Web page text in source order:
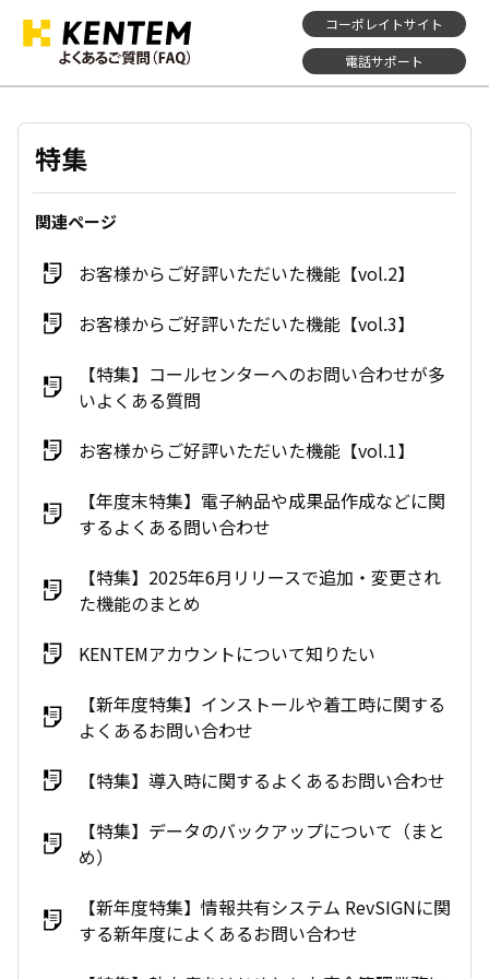
コーポレイトサイト
電話サポート
特集
関連ページ
お客様からご好評いただいた機能【vol.2】
お客様からご好評いただいた機能【vol.3】
【特集】コールセンターへのお問い合わせが多
いよくある質問
お客様からご好評いただいた機能【vol.1】
【年度末特集】電子納品や成果品作成などに関
するよくある問い合わせ
【特集】2025年6月リリースで追加・変更され
た機能のまとめ
KENTEMアカウントについて知りたい
【新年度特集】インストールや着工時に関する
よくあるお問い合わせ
【特集】導入時に関するよくあるお問い合わせ
【特集】データのバックアップについて（まと
め）
【新年度特集】情報共有システム RevSIGNに関
する新年度によくあるお問い合わせ